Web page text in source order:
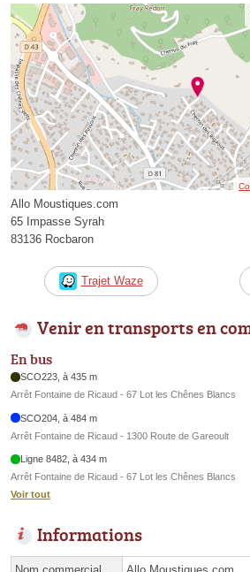
Allo Moustiques.com
65 Impasse Syrah
83136 Rocbaron
Trajet Waze
Venir en transports en
En bus
SCO223, à 435 m
Arrêt Fontaine de Ricaud - 67 Lot les Chênes Blancs
SCO204, à 484 m
Arrêt Fontaine de Ricaud - 1300 Route de Gareoult
Ligne 8482, à 434 m
Arrêt Fontaine de Ricaud - 67 Lot les Chênes Blancs
Voir tout
Informations